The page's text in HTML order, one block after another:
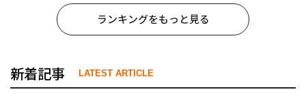
ランキングをもっと見る
新着記事 LATEST ARTICLE